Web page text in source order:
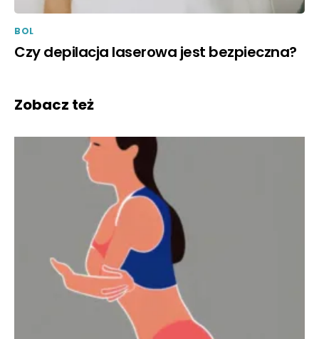
BOL
Czy depilacja laserowa jest bezpieczna?
Zobacz też